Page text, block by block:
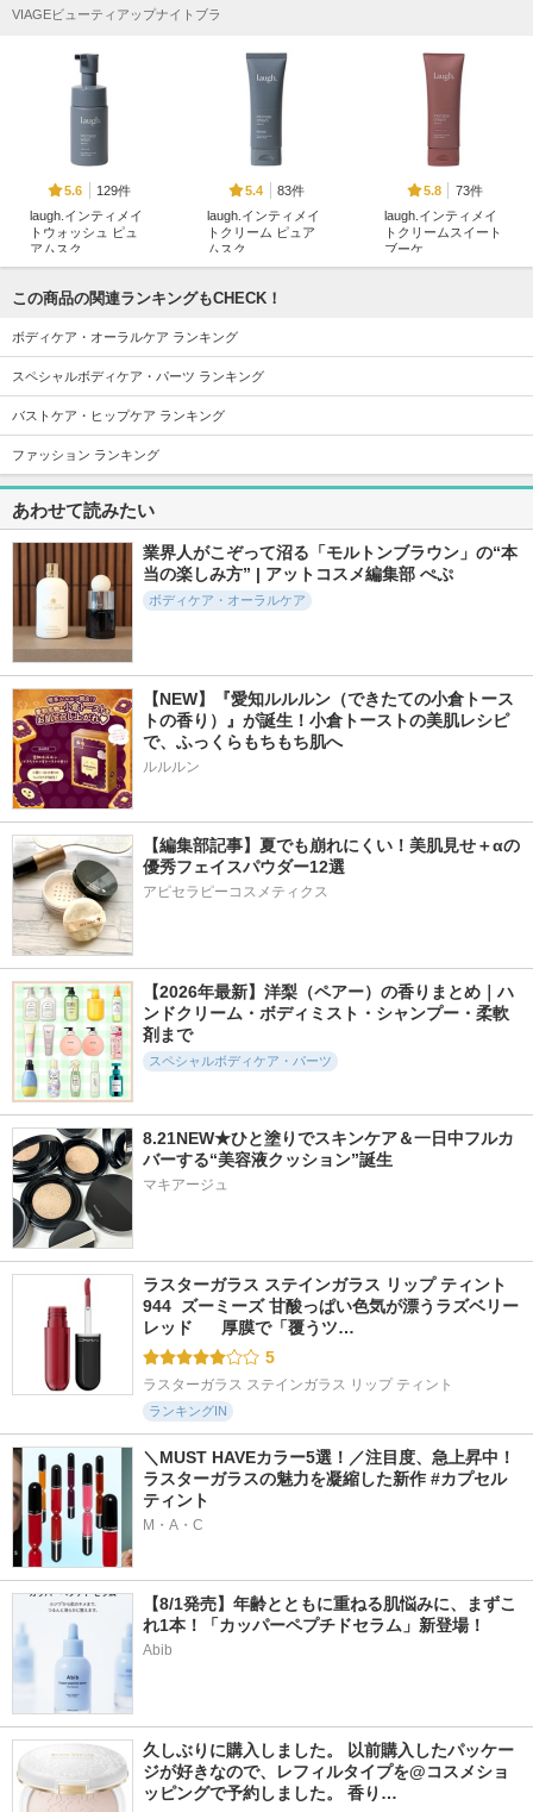
VIAGEビューティアップナイトブラ
5.6
129件
laugh.インティメイ
トウォッシュ ピュ
アムスク
5.4
83件
laugh.インティメイ
トクリーム ピュア
ムスク
5.8
73件
laugh.インティメイ
トクリームスイート
ブーケ
5.5
150件
laugh.インティメイ
ートブーケ
laugh.
ーム MAPUTI
4.8
17928件
ニベアクリーム
ニベア
オリジナル ピュア
スキンジェリー
ヴァセリン
健栄製薬
5.8
415件
モイスチャライジン
グクリーム
セタフィル
YOLU
5.6
6389件
メディテーションバ
スt
アユーラ
5.6
835件
ライトリフレクティ
ング ルミナイジン
5.5
737件
柳屋 あんず油
柳屋あんず油
この商品の関連ランキングもCHECK！
ボディケア・オーラルケア ランキング
スペシャルボディケア・パーツ ランキング
バストケア・ヒップケア ランキング
ファッション ランキング
あわせて読みたい
業界人がこぞって沼る「モルトンブラウン」の“本
当の楽しみ方” | アットコスメ編集部 ぺぷ
ボディケア・オーラルケア
【NEW】『愛知ルルルン（できたての小倉トース
トの香り）』が誕生！小倉トーストの美肌レシピ
で、ふっくらもちもち肌へ
ルルルン
【編集部記事】夏でも崩れにくい！美肌見せ＋αの
優秀フェイスパウダー12選
アピセラピーコスメティクス
【2026年最新】洋梨（ペアー）の香りまとめ｜ハ
ンドクリーム・ボディミスト・シャンプー・柔軟
剤まで
スペシャルボディケア・パーツ
8.21NEW★ひと塗りでスキンケア＆一日中フルカ
バーする“美容液クッション”誕生
マキアージュ
ラスターガラス ステインガラス リップ ティント
944  ズーミーズ 甘酸っぱい色気が漂うラズベリー
レッド      厚膜で「覆うツ…
5
ラスターガラス ステインガラス リップ ティント
ランキングIN
＼MUST HAVEカラー5選！／注目度、急上昇中！
ラスターガラスの魅力を凝縮した新作 #カプセル
ティント
M・A・C
【8/1発売】年齢とともに重ねる肌悩みに、まずこ
れ1本！「カッパーペプチドセラム」新登場！
Abib
久しぶりに購入しました。 以前購入したパッケー
ジが好きなので、レフィルタイプを@コスメショ
ッピングで予約しました。 香り…